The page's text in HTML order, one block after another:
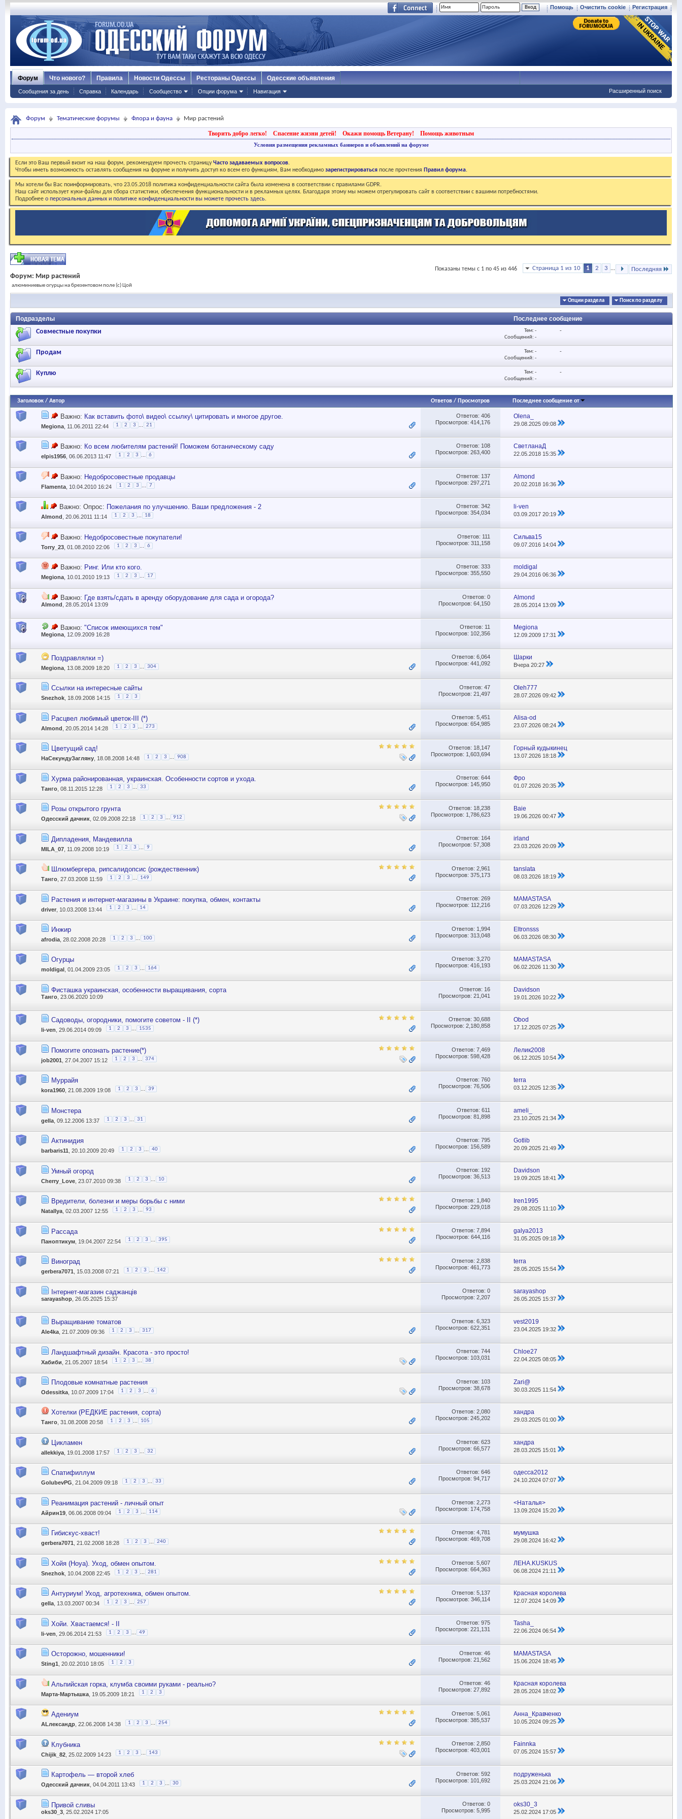
Регистрация
Очистить cookie
Помощь
Форум
Сообщения за день Справка Календарь Сообщество Опции форума Навигация
Что нового? Правила Новости Одессы Рестораны Одессы Одесские объявления
Расширенный поиск
Форум Тематические форумы Флора и фауна Мир растений
Творить добро легко! Спасение жизни детей! Окажи помощь Ветерану! Помощь животным
Условия размещения рекламных баннеров и объявлений на форуме
Если это Ваш первый визит на наш форум, рекомендуем прочесть страницуЧасто задаваемых вопросов.
Чтобы иметь возможность оставлять сообщения на форуме и получить доступ ко всем его функциям, Вам необходимо зарегистрироваться после прочтения Правил форума.
Мы хотели бы Вас поинформировать, что 23.05.2018 политика конфиденциальности сайта была изменена в соответствии с правилами GDPR.
Наш сайт использует куки-файлы для сбора статистики, обеспечения функциональности и в рекламных целях. Благодаря этому мы можем отрегулировать сайт в соответствии с вашими потребностями.
Подробнее о персональных данных и политике конфиденциальности вы можете прочесть здесь.
Страница 1 из 10 1 2 3 ... Последняя
Показаны темы с 1 по 45 из 446
Форум: Мир растений
алюминиевые огурцы на брезентовом поле (с) Цой
Опции раздела Поиск по разделу
Подразделы Последнее сообщение
Совместные покупки
Тем: -
Сообщений: -
-
Продам
Тем: -
Сообщений: -
-
Куплю
Тем: -
Сообщений: -
-
Заголовок / Автор Ответов/ Просмотров Последнее сообщение от
Важно: Как вставить фото\ видео\ ссылку\ цитировать и многое другое.
Megiona , 11.06.2011 22:44 1 2 3 21
Ответов: 406
Просмотров: 414,176
Olena_
29.08.202509:08
Важно: Ко всем любителям растений! Поможем ботаническому саду
elpis1956 , 06.06.2013 11:47 1 2 3 6
Ответов: 108
Просмотров: 263,400
СветланаД
22.05.2018 15:35
Важно: Недобросовестные продавцы
Flamenta , 10.04.2010 16:24 1 2 3 7
Ответов: 137
Просмотров: 297,271
Almond
20.02.2018 16:36
Важно: Опрос: Пожелания по улучшению. Ваши предложения - 2
Almond , 20.06.2011 11:14 1 2 3 18
Ответов: 342
Просмотров: 354,034
li-ven
03.09.201720:19
Важно: Недобросовестные покупатели!
Torry_23 , 01.08.2010 22:06 1 2 3 6
Ответов: 111
Просмотров: 311,158
Сильва15
09.07.2016 14:04
Важно: Ринг. Или кто кого.
Megiona , 10.01.2010 19:13 1 2 3 17
Ответов: 333
Просмотров: 355,550
moldigal
29.04.201606:36
Важно: Где взять/сдать в аренду оборудование для сада и огорода?
Almond , 28.05.2014 13:09
Ответов: 0
Просмотров: 64,150
Almond
28.05.2014 13:09
Важно: "Список имеющихся тем"
Megiona , 12.09.2009 16:28
Ответов: 11
Просмотров: 102,356
Megiona
12.09.2009 17:31
Поздравлялки =)
Megiona , 13.08.2009 18:20 1 2 3 304
Ответов: 6,064
Просмотров: 441,092
Шарки
Вчера20:27
Ссылки на интересные сайты
Snezhok , 18.09.2008 14:15 1 2 3
Ответов: 47
Просмотров: 21,497
Oleh777
28.07.202609:42
Расцвел любимый цветок-III (*)
Almond , 20.05.2014 14:28 1 2 3 ... 273
Ответов: 5,451
Просмотров: 654,985
Alisa-od
23.07.202608:24
Цветущий сад!
НаСекундуЗагляну , 18.08.2008 14:48 1 2 3 908
Ответов: 18,147
Просмотров: 1,603,694
Горный кудыкинец
13.07.2026 18:18
Хурма районированная, украинская. Особенности сортов и ухода.
Танго , 08.11.2015 12:28 1 2 3 33
Ответов: 644
Просмотров: 145,950
Фро
01.07.202620:35
Розы открытого грунта
Одесский дачник , 02.09.2008 22:18 1 2 3 912
Ответов: 18,238
Просмотров: 1,786,623
Baie
19.06.202600:47
Дипладения, Мандевилла
MILA_07 , 11.09.2008 10:19 1 2 3 9
Ответов: 164
Просмотров: 57,308
irland
23.03.202620:09
Шлюмбергера, рипсалидопсис (рождественник)
Танго , 27.03.2008 11:59 1 2 3 149
Ответов: 2,961
Просмотров: 375,173
tanslata
08.03.2026 18:19
Растения и интернет-магазины в Украине: покупка, обмен, контакты
driver , 10.03.2008 13:44 1 2 3 14
Ответов: 269
Просмотров: 112,216
MAMASTASA
07.03.2026 12:29
Инжир
afrodia , 28.02.2008 20:28 1 2 3 100
Ответов: 1,994
Просмотров: 313,048
Eltronsss
06.03.202608:30
Огурцы
moldigal , 01.04.2009 23:05 1 2 3 164
Ответов: 3,270
Просмотров: 416,193
MAMASTASA
06.02.2026 11:30
Фисташка украинская, особенности выращивания, сорта
Танго , 23.06.2020 10:09
Ответов: 16
Просмотров: 21,041
Davidson
19.01.2026 10:22
Садоводы, огородники, помогите советом - II (*)
li-ven , 29.06.2014 09:09 1 2 3 1535
Ответов: 30,688
Просмотров: 2,180,858
Obod
17.12.202507:25
Помогите опознать растение(*)
job2001 , 27.04.2007 15:12 1 2 3 374
Ответов: 7,469
Просмотров: 598,428
Лелик2008
06.12.2025 10:54
Муррайя
kora1960 , 21.08.2009 19:08 1 2 3 39
Ответов: 760
Просмотров: 76,506
terra
03.12.2025 12:35
Монстера
gella , 09.12.2006 13:37 1 2 3 31
Ответов: 611
Просмотров: 81,898
ameli_
23.10.202521:34
Актинидия
barbaris11 , 20.10.2009 20:49 1 2 3 40
Ответов: 795
Просмотров: 156,589
Gotlib
20.09.202521:49
Умный огород
Cherry_Love , 23.07.2010 09:38 1 2 3 ... 10
Ответов: 192
Просмотров: 36,513
Davidson
19.09.202518:41
Вредители, болезни и меры борьбы с ними
Natallya , 02.03.2007 12:55 1 2 3 93
Ответов: 1,840
Просмотров: 229,018
Iren1995
29.08.2025 11:10
Рассада
Паноптикум , 19.04.2007 22:54 1 2 3 ... 395
Ответов: 7,894
Просмотров: 644,116
galya2013
31.05.202509:18
Виноград
gerbera7071 , 15.03.2008 07:21 1 2 3 142
Ответов: 2,838
Просмотров: 461,773
terra
28.05.2025 15:54
Інтернет-магазин саджанців
sarayashop , 26.05.2025 15:37
Ответов: 0
Просмотров: 2,207
sarayashop
26.05.2025 15:37
Выращивание томатов
Ale4ka , 21.07.2009 09:36 1 2 3 317
Ответов: 6,323
Просмотров: 622,351
vest2019
23.04.2025 19:32
Ландшафтный дизайн. Красота - это просто!
Хабиби , 21.05.2007 18:54 1 2 3 38
Ответов: 744
Просмотров: 103,031
Chloe27
22.04.202508:05
Плодовые комнатные растения
Odessitka , 10.07.2009 17:04 1 2 3 6
Ответов: 103
Просмотров: 38,678
Zari@
30.03.2025 11:54
Хотелки (РЕДКИЕ растения, сорта)
Танго , 31.08.2008 20:58 1 2 3 105
Ответов: 2,080
Просмотров: 245,202
хандра
29.03.202501:00
Цикламен
allekkiya , 19.01.2008 17:57 1 2 3 32
Ответов: 623
Просмотров: 66,577
хандра
28.03.2025 15:01
Спатифиллум
GolubevPG , 21.04.2009 09:18 1 2 3 33
Ответов: 646
Просмотров: 94,717
одесса2012
24.10.202407:07
Реанимация растений - личный опыт
Айрин19 , 06.06.2008 09:04 1 2 3 114
Ответов: 2,273
Просмотров: 174,758
<Наталья>
13.09.2024 15:20
Гибискус-хваст!
gerbera7071 , 21.02.2008 18:28 1 2 3 240
Ответов: 4,781
Просмотров: 469,708
мумушка
29.08.2024 16:42
Хойя (Hoya). Уход, обмен опытом.
Snezhok , 10.04.2008 22:45 1 2 3 281
Ответов: 5,607
Просмотров: 664,363
ЛЕНА.KUSKUS
06.08.202421:11
Антуриум! Уход, агротехника, обмен опытом.
gella , 13.03.2007 00:34 1 2 3 257
Ответов: 5,137
Просмотров: 346,114
Красная королева
12.07.2024 14:09
Хойи. Хвастаемся! - II
li-ven , 29.06.2014 21:53 1 2 3 49
Ответов: 975
Просмотров: 221,131
Tasha_
22.06.202406:54
Осторожно, мошенники!
Sting1 , 20.02.2010 18:05 1 2 3
Ответов: 46
Просмотров: 21,562
MAMASTASA
15.06.2024 18:45
Альпийская горка, клумба своими руками - реально?
Марта-Мартышка , 19.05.2009 18:21 1 2 3
Ответов: 46
Просмотров: 27,892
Красная королева
28.05.202418:02
Адениум
АLлександр , 22.06.2008 14:38 1 2 3 254
Ответов: 5,061
Просмотров: 385,537
Анна_Кравченко
10.05.202409:25
Клубника
Chijik_82 , 25.02.2009 14:23 1 2 3 143
Ответов: 2,850
Просмотров: 403,001
Fainnka
07.05.2024 15:57
Картофель — второй хлеб
Одесский дачник , 04.04.2011 13:43 1 2 3 30
Ответов: 592
Просмотров: 101,692
подруженька
25.03.202421:06
Привой сливы
oks30_3 , 25.02.2024 17:05
Ответов: 0
Просмотров: 5,995
oks30_3
25.02.2024 17:05